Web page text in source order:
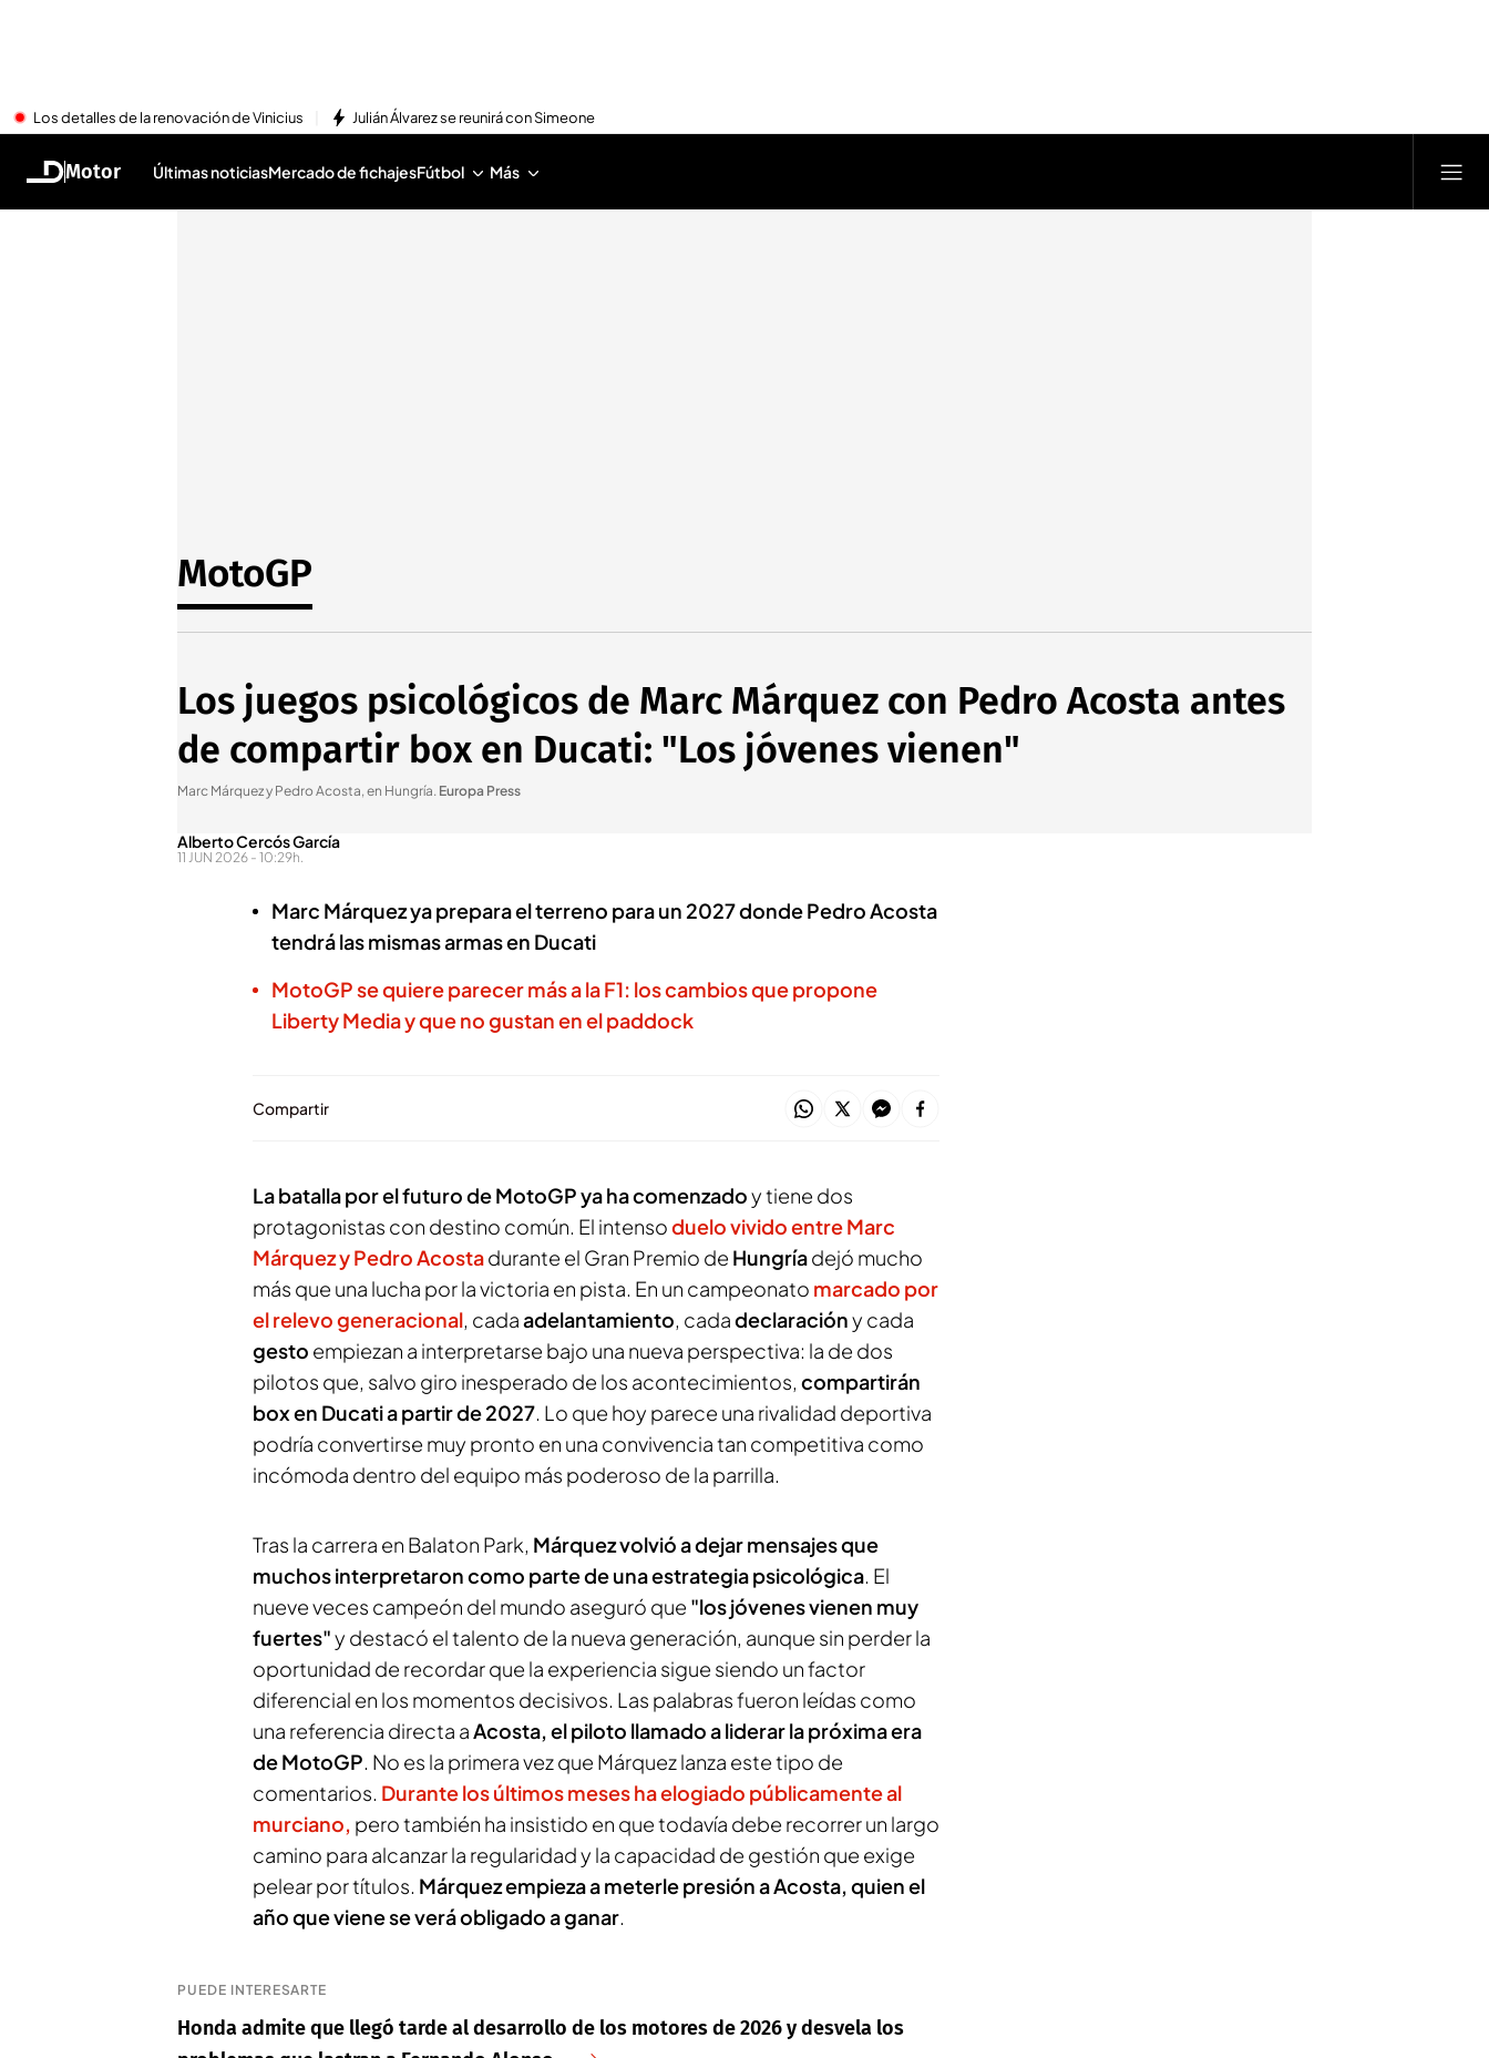
Los detalles de la renovación de Vinicius Julián Álvarez se reunirá con Simeone
Motor Últimas noticiasMercado de fichajesFútbol Más
MotoGP
Los juegos psicológicos de Marc Márquez con Pedro Acosta antes
de compartir box en Ducati: "Los jóvenes vienen"
Marc Márquez y Pedro Acosta, en Hungría. Europa Press
Alberto Cercós García
11 JUN 2026 - 10:29h.
Marc Márquez ya prepara el terreno para un 2027 donde Pedro Acosta
tendrá las mismas armas en Ducati
MotoGP se quiere parecer más a la F1: los cambios que propone
Liberty Media y que no gustan en el paddock
Compartir
La batalla por el futuro de MotoGP ya ha comenzadoy tiene dos
protagonistas con destino común. El intensoduelo vivido entre Marc
Márquez y Pedro Acostadurante el Gran Premio de Hungríadejó mucho
más que una lucha por la victoria en pista. En un campeonato marcado por
el relevo generacional, cadaadelantamiento, cadadeclaracióny cada
gesto empiezan a interpretarse bajo una nueva perspectiva: la de dos
pilotos que, salvo giro inesperado de los acontecimientos, compartirán
box en Ducati a partir de 2027. Lo que hoy parece una rivalidad deportiva
podría convertirse muy pronto en una convivencia tan competitiva como
incómoda dentro del equipo más poderoso de la parrilla.
Tras la carrera en Balaton Park, Márquez volvió a dejar mensajes que
muchos interpretaron como parte de una estrategia psicológica. El
nueve veces campeón del mundo aseguró que "los jóvenes vienen muy
fuertes"y destacó el talento de la nueva generación, aunque sin perder la
oportunidad de recordar que la experiencia sigue siendo un factor
diferencial en los momentos decisivos. Las palabras fueron leídas como
una referencia directa aAcosta, el piloto llamado a liderar la próxima era
de MotoGP. No es la primera vez que Márquez lanza este tipo de
comentarios. Durante los últimos meses ha elogiado públicamente al
murciano, pero también ha insistido en que todavía debe recorrer un largo
camino para alcanzar la regularidad y la capacidad de gestión que exige
pelear por títulos. Márquez empieza a meterle presión a Acosta, quien el
año que viene se verá obligado a ganar.
PUEDE INTERESARTE
Honda admite que llegó tarde al desarrollo de los motores de 2026 y desvela los